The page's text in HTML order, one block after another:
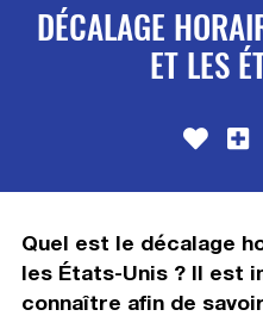
DÉCALAGE
ET LES
Quel est le décalage
les États-Unis ? Il est
connaître afin de